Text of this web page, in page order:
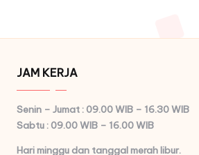
JAM KERJA
Senin – Jumat : 09.00 WIB – 16.30 WIB
Sabtu : 09.00 WIB – 16.00 WIB
Hari minggu dan tanggal merah libur.